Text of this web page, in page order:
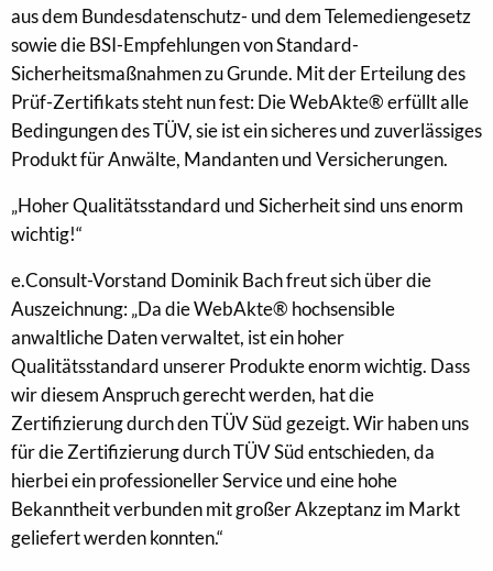
aus dem Bundesdatenschutz- und dem Telemediengesetz
sowie die BSI-Empfehlungen von Standard-
Sicherheitsmaßnahmen zu Grunde. Mit der Erteilung des
Prüf-Zertifikats steht nun fest: Die WebAkte® erfüllt alle
Bedingungen des TÜV, sie ist ein sicheres und zuverlässiges
Produkt für Anwälte, Mandanten und Versicherungen.
„Hoher Qualitätsstandard und Sicherheit sind uns enorm
wichtig!“
e.Consult-Vorstand Dominik Bach freut sich über die
Auszeichnung: „Da die WebAkte® hochsensible
anwaltliche Daten verwaltet, ist ein hoher
Qualitätsstandard unserer Produkte enorm wichtig. Dass
wir diesem Anspruch gerecht werden, hat die
Zertifizierung durch den TÜV Süd gezeigt. Wir haben uns
für die Zertifizierung durch TÜV Süd entschieden, da
hierbei ein professioneller Service und eine hohe
Bekanntheit verbunden mit großer Akzeptanz im Markt
geliefert werden konnten.“